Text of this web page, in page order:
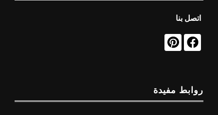
اتصل بنا
روابط مفيدة